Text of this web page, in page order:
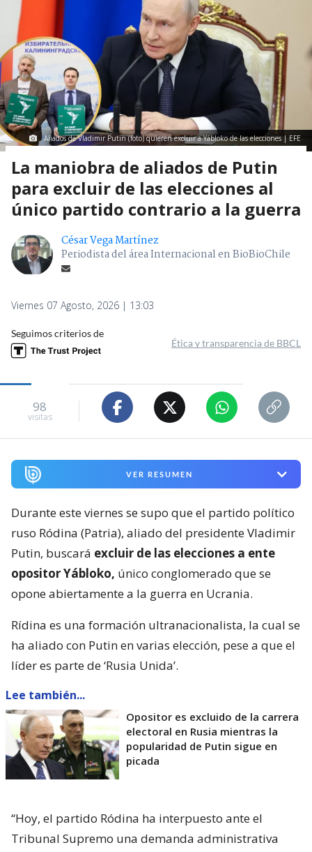
Aliados de Vladimir Putin (foto) quieren excluir a Yábloko de las elecciones | EFE
La maniobra de aliados de Putin
para excluir de las elecciones al
único partido contrario a la guerra
César Vega Martínez
Periodista del área Internacional en BioBioChile
Viernes 07 Agosto, 2026 | 13:03
Seguimos criterios de
Ética y transparencia de BBCL
98
visitas
VER RESUMEN
Durante este viernes se supo que el partido político
ruso Ródina (Patria), aliado del presidente Vladimir
Putin, buscará excluir de las elecciones a ente
opositor Yábloko, único conglomerado que se
opone abiertamente a la guerra en Ucrania.
Rídina es una formación ultranacionalista, la cual se
ha aliado con Putin en varias elección, pese a que el
líder es parte de ‘Rusia Unida’.
Lee también...
Opositor es excluido de la carrera
electoral en Rusia mientras la
popularidad de Putin sigue en
picada
“Hoy, el partido Ródina ha interpuesto ante el
Tribunal Supremo una demanda administrativa